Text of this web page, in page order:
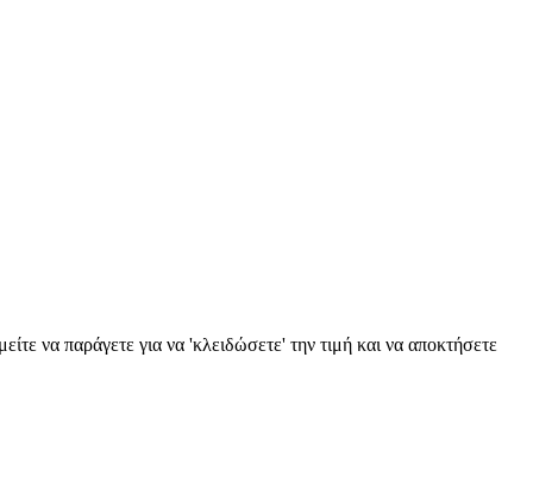
να παράγετε για να 'κλειδώσετε' την τιμή και να αποκτήσετε